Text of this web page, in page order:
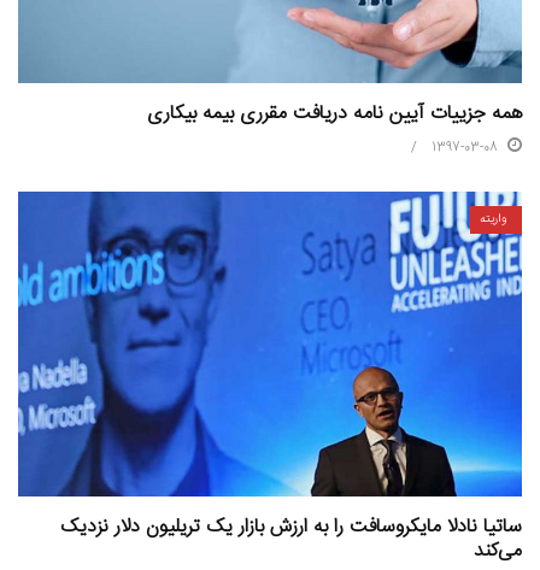
همه جزییات آیین نامه دریافت مقرری بیمه بیکاری
1397-03-08
واریته
ساتیا نادلا مایکروسافت را به ارزش بازار یک تریلیون دلار نزدیک
می‌کند